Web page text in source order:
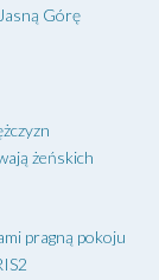
Górę
żeńskich
pragną pokoju